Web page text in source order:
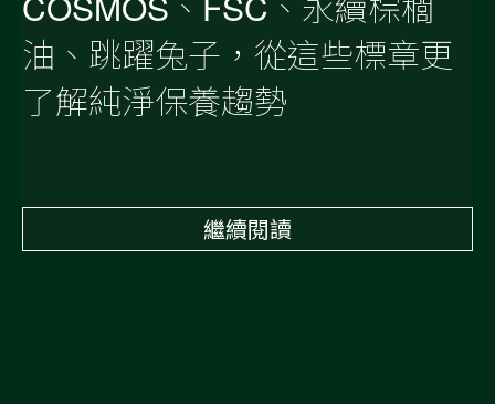
油、跳躍兔子，從這些標章更
了解純淨保養趨勢
繼續閱讀